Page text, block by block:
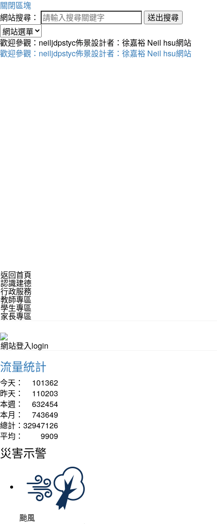
關閉區塊
網站搜尋：
送出搜尋
歡迎參觀：neiljdpstyc佈景設計者：徐嘉裕 Neil hsu網站
歡迎參觀：neiljdpstyc佈景設計者：徐嘉裕 Neil hsu網站
返回首頁
認識建德
行政服務
教師專區
學生專區
家長專區
網站登入login
流量統計
今天：
101362
昨天：
110203
本週：
632454
本月：
743649
總計： 32947126
平均：
9909
災害示警
颱風